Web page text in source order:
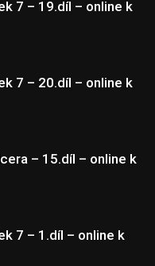
7 – 19.díl – online k
7 – 20.díl – online k
– 15.díl – online k
7 – 1.díl – online k